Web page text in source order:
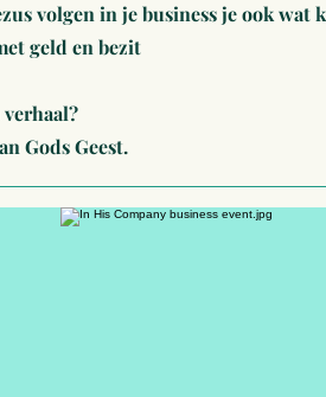
volgen in je business je ook wat
geld en bezit
Gods Geest.